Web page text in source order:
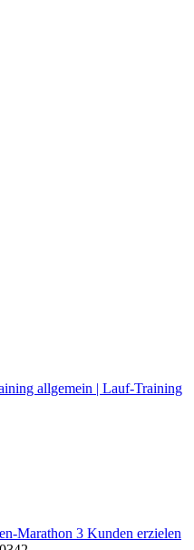
allgemein | Lauf-Training
Marathon 3 Kunden erzielen